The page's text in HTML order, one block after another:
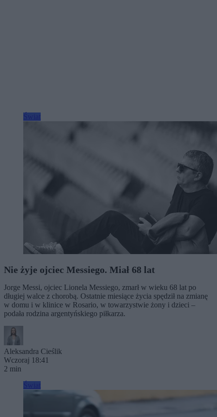
Nie żyje ojciec Messiego. Miał 68 lat
Jorge Messi, ojciec Lionela Messiego, zmarł w wieku 68 lat po
długiej walce z chorobą. Ostatnie miesiące życia spędził na zmianę
w domu i w klinice w Rosario, w towarzystwie żony i dzieci –
podała rodzina argentyńskiego piłkarza.
Aleksandra Cieślik
Wczoraj 18:41
2 min